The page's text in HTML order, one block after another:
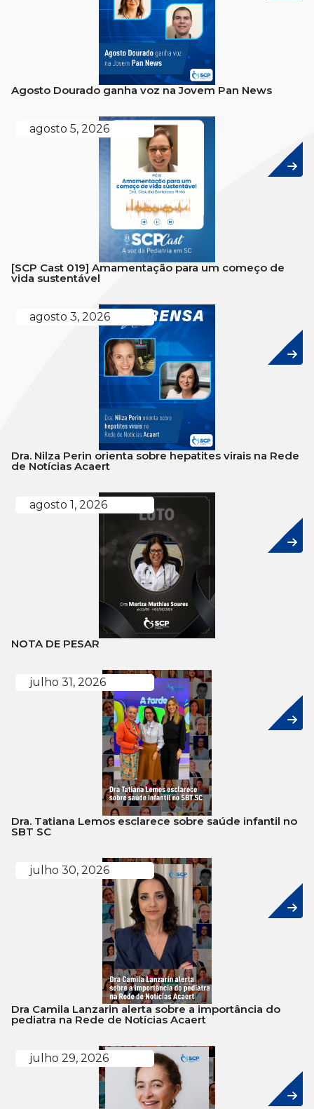
Agosto Dourado ganha voz na Jovem Pan News
agosto 5, 2026
[SCP Cast 019] Amamentação para um começo de
vida sustentável
agosto 3, 2026
Dra. Nilza Perin orienta sobre hepatites virais na Rede
de Notícias Acaert
agosto 1, 2026
NOTA DE PESAR
julho 31, 2026
Dra. Tatiana Lemos esclarece sobre saúde infantil no
SBT SC
julho 30, 2026
Dra Camila Lanzarin alerta sobre a importância do
pediatra na Rede de Notícias Acaert
julho 29, 2026